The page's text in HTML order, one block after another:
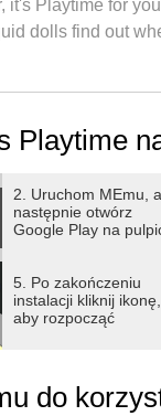
it's Playtime for
dolls find out
want away
poppy hide and
Playtime
2. Uruchom MEmu, a
następnie otwórz
Google Play na
5. Po zakończeniu
instalacji kliknij ikonę,
aby rozpocząć
do